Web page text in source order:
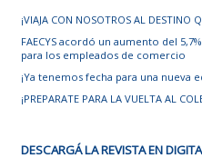
¡VIAJA CON NOSOTROS AL DESTINO
FAECYS acordó un aumento del
para los empleados de comercio
¡Ya tenemos fecha para una nueva
¡PREPARATE PARA LA VUELTA AL
DESCARGÁ LA REVISTA EN